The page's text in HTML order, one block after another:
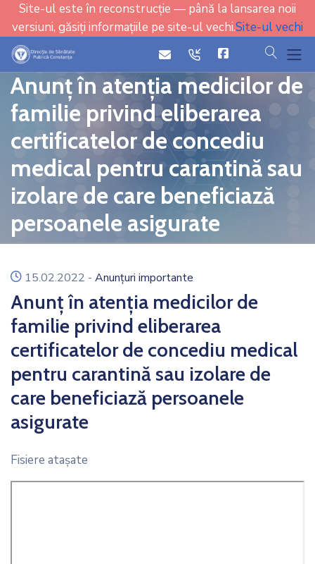
Site-ul este în reconstrucție — până la lansarea noii
versiuni, găsiți informațiile pe site-ul vechi.Site-ul vechi
iconicon cauta
Anunț în atenția medicilor de
familie privind eliberarea
certificatelor de concediu
medical pentru carantină sau
izolare de care beneficiază
persoanele asigurate
icon
15.02.2022 - Anunțuri importante
Anunț în atenția medicilor de
familie privind eliberarea
certificatelor de concediu medical
pentru carantină sau izolare de
care beneficiază persoanele
asigurate
Fisiere ataşate